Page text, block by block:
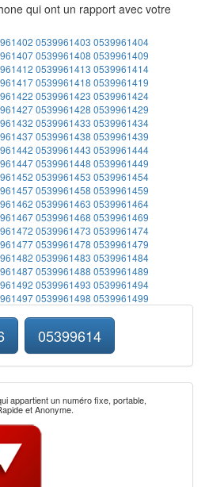
qui ont un rapport avec votre
0539961403 0539961404
0539961408 0539961409
0539961413 0539961414
0539961418 0539961419
0539961423 0539961424
0539961428 0539961429
0539961433 0539961434
0539961438 0539961439
0539961443 0539961444
0539961448 0539961449
0539961453 0539961454
0539961458 0539961459
0539961463 0539961464
0539961468 0539961469
0539961473 0539961474
0539961478 0539961479
0539961483 0539961484
0539961488 0539961489
0539961493 0539961494
0539961498 0539961499
05399614
appartient un numéro fixe, portable,
et Anonyme.